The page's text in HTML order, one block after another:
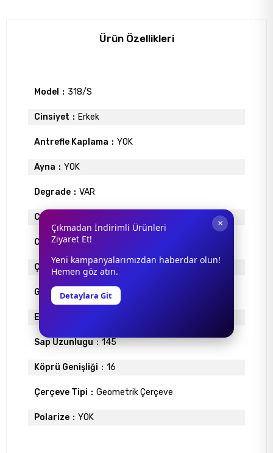
Ürün Özellikleri
Model 318/S
Cinsiyet Erkek
Antrefle Kaplama YOK
Ayna YOK
Degrade VAR
Cam Materyali
Cam Rengi SİYAH
Çerçeve Materyali
Gövde Rengi SİYAH
Ekartman
Sap Uzunlugu 145
Köprü Genişliği 16
Çerçeve Tipi Geometrik Çerçeve
Polarize YOK
×
Çıkmadan İndirimli Ürünleri
Ziyaret Et!
Yeni kampanyalarımızdan haberdar olun!
Hemen göz atın.
Detaylara Git